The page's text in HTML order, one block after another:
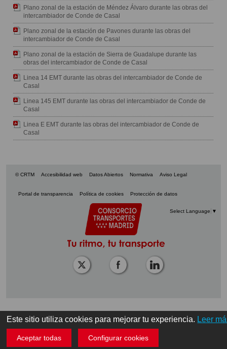
Este sitio utiliza cookies para mejorar tu experiencia. Leer
Aceptar todas Configurar cookies
Plano zonal de la estación de Méndez Álvaro durante las obras del
intercambiador de Conde de Casal
Plano zonal de la estación de Pavones durante las obras del
intercambiador de Conde de Casal
Plano zonal de la estación de Sierra de Guadalupe durante las
obras del intercambiador de Conde de Casal
Linea 14 EMT durante las obras del intercambiador de Conde de
Casal
Linea 145 EMT durante las obras del intercambiador de Conde de
Casal
Linea E EMT durante las obras del intercambiador de Conde de
Casal
© CRTM Accesibilidad web Datos Abiertos Normativa Aviso Legal
Portal de transparencia Política de cookies Protección de datos
Select Language ▼